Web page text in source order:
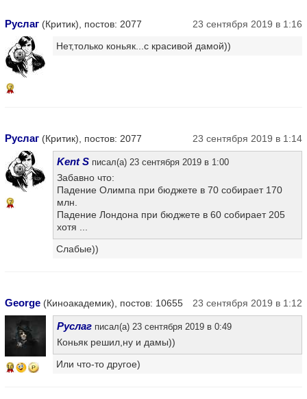
Руслаг (Критик), постов: 2077 23 сентября 2019 в 1:16
7
Нет,только коньяк...с красивой дамой))
Руслаг (Критик), постов: 2077 23 сентября 2019 в 1:14
7
Kent S писал(а) 23 сентября 2019 в 1:00
Забавно что:
Падение Олимпа при бюджете в 70 собирает 170
млн.
Падение Лондона при бюджете в 60 собирает 205
хотя ...
Слабые))
George (Киноакадемик), постов: 10655 23 сентября 2019 в 1:12
10
Руслаг писал(а) 23 сентября 2019 в 0:49
Коньяк решил,ну и дамы))
Или что-то другое)